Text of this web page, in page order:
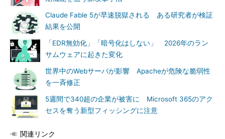
Claude Fable 5が早速脱獄される ある研究者が検証
結果を公開
「EDR無効化」「暗号化はしない」 2026年のラン
サムウェアに起きた変化
世界中のWebサーバが影響 Apacheが危険な脆弱性
を一斉修正
5週間で340超の企業が被害に Microsoft 365のアク
セスを奪う新型フィッシングに注意
関連リンク